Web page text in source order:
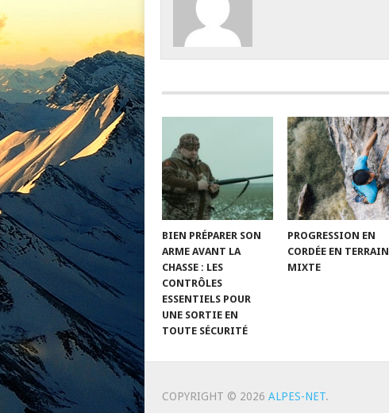
BIEN PRÉPARER SON
ARME AVANT LA
CHASSE : LES
CONTRÔLES
ESSENTIELS POUR
UNE SORTIE EN
TOUTE SÉCURITÉ
PROGRESSION EN
CORDÉE EN TERRAIN
MIXTE
COPYRIGHT © 2026 ALPES-NET.